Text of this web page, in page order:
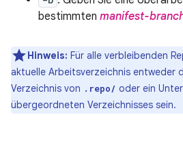
bestimmten manifest-
Hinweis: Für alle verbleibenden
aktuelle Arbeitsverzeichnis entweder
Verzeichnis von .repo/ oder ein
übergeordneten Verzeichnisses sein.